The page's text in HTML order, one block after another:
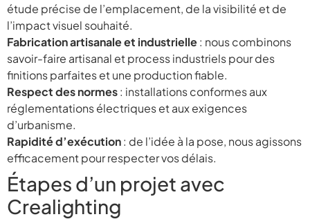
étude précise de l’emplacement, de la visibilité et de
l’impact visuel souhaité.
Fabrication artisanale et industrielle: nous combinons
savoir-faire artisanal et process industriels pour des
finitions parfaites et une production fiable.
Respect des normes: installations conformes aux
réglementations électriques et aux exigences
d’urbanisme.
Rapidité d’exécution: de l’idée à la pose, nous agissons
efficacement pour respecter vos délais.
Étapes d’un projet avec
Crealighting